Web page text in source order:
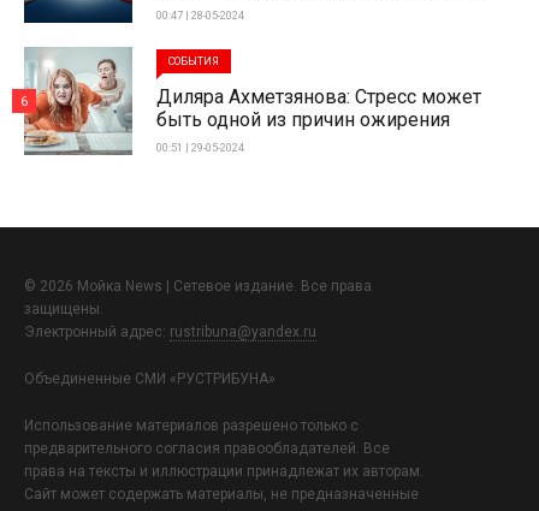
00:47 | 28-05-2024
СОБЫТИЯ
Диляра Ахметзянова: Стресс может
быть одной из причин ожирения
00:51 | 29-05-2024
6
© 2026 Мойка News | Сетевое издание. Все права
защищены.
Электронный адрес: rustribuna@yandex.ru
Объединенные СМИ «РУСТРИБУНА»
Использование материалов разрешено только с
предварительного согласия правообладателей. Все
права на тексты и иллюстрации принадлежат их авторам.
Сайт может содержать материалы, не предназначенные